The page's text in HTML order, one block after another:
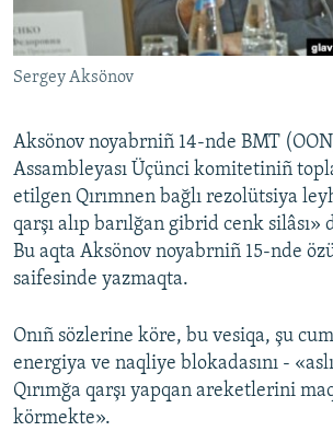
QOŞULIÑIZ!
RFE/RS bütün saytları
Sergey Aksönov
Aksönov noyabrniñ 14-nde BMT
Assambleyası Üçünci komitetiniñ
etilgen Qırımnen bağlı rezolütsiya
qarşı alıp barılğan gibrid cenk silâsı»
Bu aqta Aksönov noyabrniñ 15-nde
saifesinde yazmaqta.
Onıñ sözlerine köre, bu vesiqa, şu
energiya ve naqliye blokadasını -
Qırımğa qarşı yapqan areketlerini
körmekte».